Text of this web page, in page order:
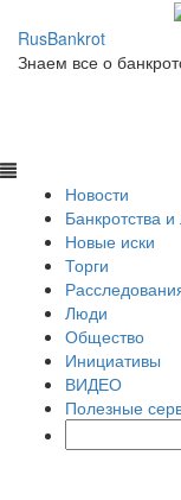
RusBankrot
Знаем все о
Новости
Банкротства
Новые иски
Торги
Люди
Общество
Инициативы
ВИДЕО
Полезные